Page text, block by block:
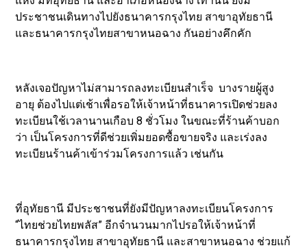
ประชาชนเดินทางไปยังธนาคารกรุงไทย สาขาอุทัยธานี
และธนาคารกรุงไทยสาขาหนอฉาง กันอย่างคึกคัก
หลังเจอปัญหาไม่สามารถลงทะเบียนสำเร็จ บางรายผู้สูง
อายุ ต้องไปแต่เช้าเพื่อรอให้เจ้าหน้าที่ธนาคารเปิดช่วยลง
ทะเบียนใช้เวลานานเกือบ 8 ชั่วโมง ในขณะที่ร้านค้าบอก
ว่า เป็นโครงการที่ดีช่วยเพิ่มยอดซื้อขายจริง และเร่งลง
ทะเบียนร้านค้าเข้าร่วมโครงการแล้ว เช่นกัน
ที่อุทัยธานี มีประชาชนที่ยังมีปัญหาลงทะเบียนโครงการ
“ไทยช่วยไทยพลัส” อีกจำนวนมากไปรอให้เจ้าหน้าที่
ธนาคารกรุงไทย สาขาอุทัยธานี และสาขาหนอฉาง ช่วยแก้